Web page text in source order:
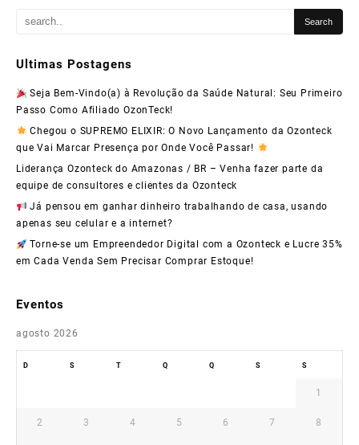
Ozonteck
Suplemento
Essencial
para
sua
Saúde!
Ultimas Postagens
Seja Bem-Vindo(a) à Revolução da Saúde Natural: Seu Primeiro
Passo Como Afiliado OzonTeck!
Chegou o SUPREMO ELIXIR: O Novo Lançamento da Ozonteck
que Vai Marcar Presença por Onde Você Passar!
Liderança Ozonteck do Amazonas / BR – Venha fazer parte da
equipe de consultores e clientes da Ozonteck
Já pensou em ganhar dinheiro trabalhando de casa, usando
apenas seu celular e a internet?
Torne-se um Empreendedor Digital com a Ozonteck e Lucre 35%
em Cada Venda Sem Precisar Comprar Estoque!
Eventos
agosto 2026
D S T Q Q S S
1
2 3 4 5 6 7 8